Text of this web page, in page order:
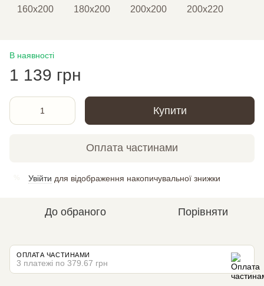
160х200 180х200 200х200 200х220
В наявності
1 139 грн
Купити
Оплата частинами
Увійти для відображення накопичувальної знижки
До обраного Порівняти
ОПЛАТА ЧАСТИНАМИ
3 платежі по 379.67 грн